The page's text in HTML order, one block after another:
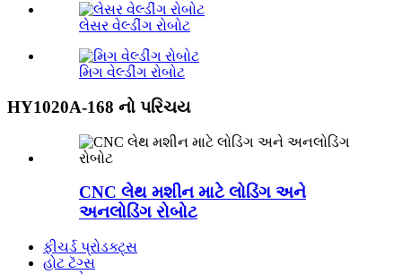
લેસર વેલ્ડીંગ રોબોટ
મિગ વેલ્ડીંગ રોબોટ
HY1020A-168 નો પરિચય
CNC લેથ મશીન માટે લોડિંગ અને
અનલોડિંગ રોબોટ
ફીચર્ડ પ્રોડક્ટ્સ
હોટ ટૅગ્સ